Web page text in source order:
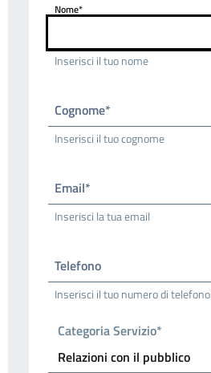
Nome*
Inserisci il tuo nome
Cognome*
Inserisci il tuo cognome
Email*
Inserisci la tua email
Telefono
Inserisci il tuo numero di telefono
Categoria Servizio*